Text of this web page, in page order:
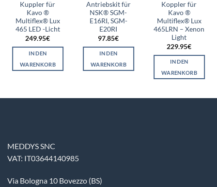
Kuppler für
Kavo ®
Multiflex® Lux
465 LED -Licht
249.95€
IN DEN
WARENKORB
Antriebskit für
NSK® SGM-
E16RI, SGM-
E20RI
97.85€
IN DEN
WARENKORB
Koppler für
Kavo ®
Multiflex® Lux
465LRN – Xenon
Light
229.95€
IN DEN
WARENKORB
MEDDYS SNC
VAT: IT03644140985
Via Bologna 10 Bovezzo (BS)